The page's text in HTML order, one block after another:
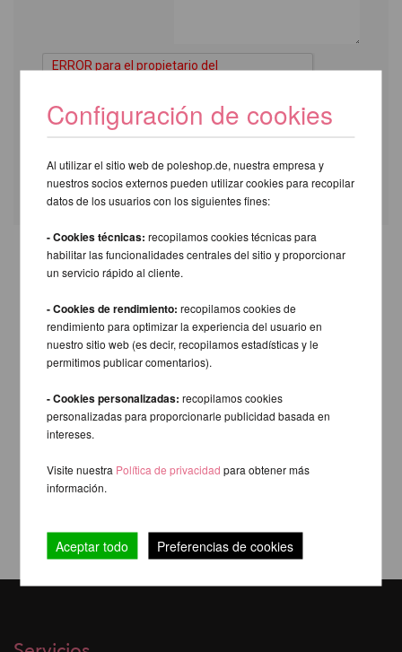
Los campos marcados con un
* son obligatorios.
Configuración de cookies
Al utilizar el sitio web de poleshop.de, nuestra empresa y
nuestros socios externos pueden utilizar cookies para recopilar
datos de los usuarios con los siguientes fines:
- Cookies técnicas:recopilamos cookies técnicas para
habilitar las funcionalidades centrales del sitio y proporcionar
un servicio rápido al cliente.
- Cookies de rendimiento:recopilamos cookies de
rendimiento para optimizar la experiencia del usuario en
nuestro sitio web (es decir, recopilamos estadísticas y le
permitimos publicar comentarios).
- Cookies personalizadas:recopilamos cookies
personalizadas para proporcionarle publicidad basada en
intereses.
Visite nuestra Política de privacidadpara obtener más
información.
Aceptar todo Preferencias de cookies